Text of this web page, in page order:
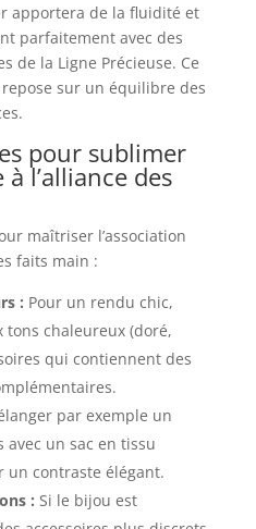
apportera de la fluidité et
parfaitement avec des
de la Ligne Précieuse. Ce
sur un équilibre des
pour sublimer
l’alliance des
maîtriser l’association
faits main :
: Pour un rendu chic,
tons chaleureux (doré,
qui contiennent des
par exemple un
un sac en tissu
contraste élégant.
: Si le bijou est